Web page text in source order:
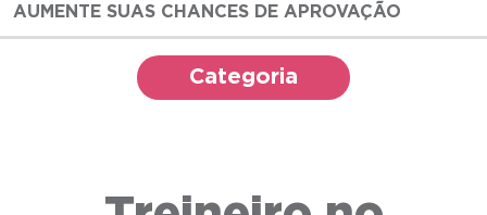
AUMENTE SUAS CHANCES DE APROVAÇÃO
Categoria